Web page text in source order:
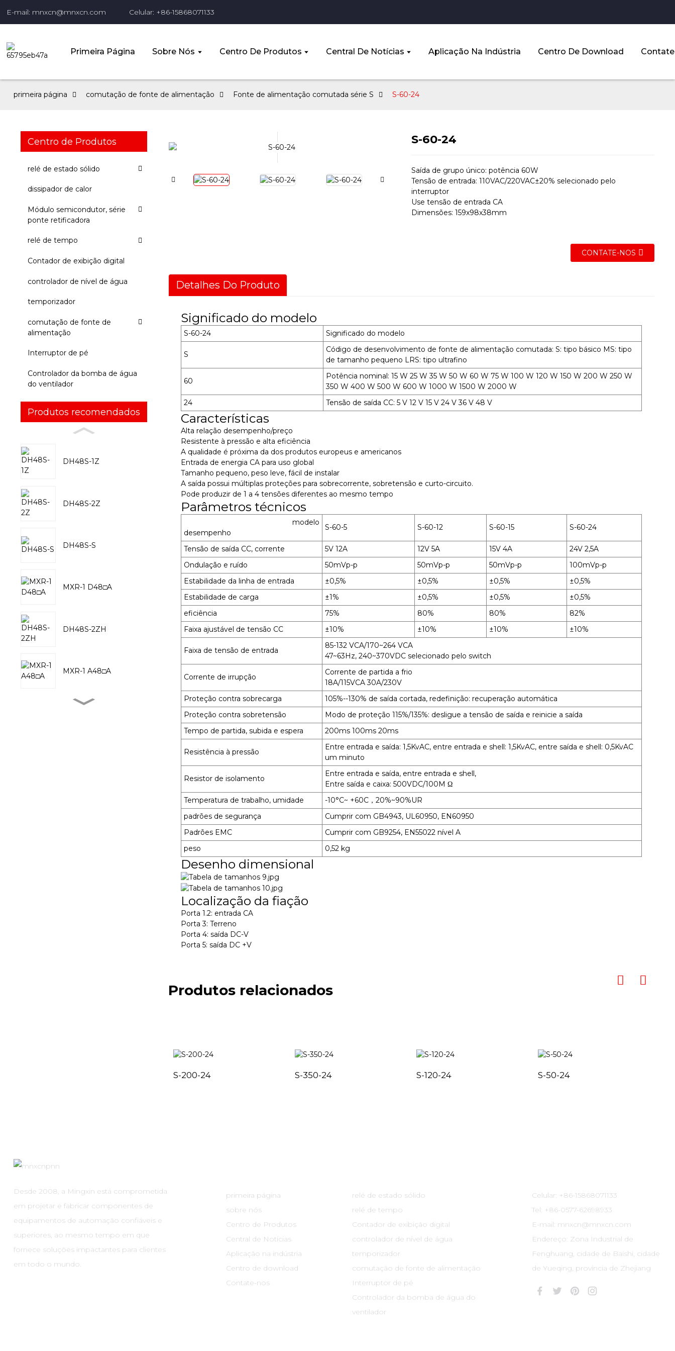
E-mail: mnxcn@mnxcn.com Celular: +86-15868071133
Primeira Página Sobre Nós Centro De Produtos Central De Notícias Aplicação Na Indústria Centro De Download
primeira página comutação de fonte de alimentação Fonte de alimentação comutada série S S-60-24
Centro de Produtos
relé de estado sólido
dissipador de calor
Módulo semicondutor, série
ponte retificadora
relé de tempo
Contador de exibição digital
controlador de nível de água
temporizador
comutação de fonte de
alimentação
Interruptor de pé
Controlador da bomba de água
do ventilador
Produtos recomendados
DH48S-1Z
DH48S-2Z
DH48S-S
MXR-1 D48□A
DH48S-2ZH
MXR-1 A48□A
S-60-24
Saída de grupo único: potência 60W
Tensão de entrada: 110VAC/220VAC±20% selecionado pelo
interruptor
Use tensão de entrada CA
Dimensões: 159x98x38mm
CONTATE-NOS
Detalhes Do Produto
Significado do modelo
S-60-24 Significado do modelo
S
Código de desenvolvimento de fonte de alimentação comutada: S: tipo básico MS: tipo
de tamanho pequeno LRS: tipo ultrafino
60
Potência nominal: 15 W 25 W 35 W 50 W 60 W 75 W 100 W 120 W 150 W 200 W 250 W
350 W 400 W 500 W 600 W 1000 W 1500 W 2000 W
24
Tensão de saída CC: 5 V 12 V 15 V 24 V 36 V 48 V
Características
Alta relação desempenho/preço
Resistente à pressão e alta eficiência
A qualidade é próxima da dos produtos europeus e americanos
Entrada de energia CA para uso global
Tamanho pequeno, peso leve, fácil de instalar
A saída possui múltiplas proteções para sobrecorrente, sobretensão e curto-circuito.
Pode produzir de 1 a 4 tensões diferentes ao mesmo tempo
Parâmetros técnicos
modelo
desempenho
S-60-5 S-60-12 S-60-15 S-60-24
Tensão de saída CC, corrente 5V 12A 12V 5A 15V 4A
24V 2,5A
Ondulação e ruído
50mVp-p 50mVp-p 50mVp-p
100mVp-p
Estabilidade da linha de entrada
±0,5% ±0,5% ±0,5%
±0,5%
Estabilidade de carga
±1% ±0,5% ±0,5%
±0,5%
eficiência
75% 80% 80%
82%
Faixa ajustável de tensão CC
±10% ±10% ±10% ±10%
Faixa de tensão de entrada
85-132 VCA/170~264 VCA
47~63Hz, 240~370VDC selecionado pelo switch
Corrente de irrupção
Corrente de partida a frio
18A/115VCA 30A/230V
Proteção contra sobrecarga
105%--130% de saída cortada, redefinição: recuperação automática
Proteção contra sobretensão
Modo de proteção 115%/135%: desligue a tensão de saída e reinicie a saída
Tempo de partida, subida e espera
200ms 100ms 20ms
Resistência à pressão
Entre entrada e saída: 1,5KvAC, entre entrada e shell: 1,5KvAC, entre saída e shell: 0,5KvAC
um minuto
Resistor de isolamento
Entre entrada e saída, entre entrada e shell,
Entre saída e caixa: 500VDC/100M Ω
Temperatura de trabalho, umidade
-10°C~ +60C，20%~90%UR
padrões de segurança
Cumprir com GB4943, UL60950, EN60950
Padrões EMC
Cumprir com GB9254, EN55022 nível A
peso
0,52 kg
Desenho dimensional
Localização da fiação
Porta 1.2: entrada CA
Porta 3: Terreno
Porta 4: saída DC-V
Porta 5: saída DC +V
Produtos relacionados
S-200-24 S-350-24 S-120-24 S-50-24
Desde 2008, a Mingxin está comprometida
em projetar e fabricar componentes de
equipamentos de automação confiáveis ​​e
superiores, ao mesmo tempo em que
fornece soluções impactantes para clientes
em todo o mundo.
primeira página
sobre nós
Centro de Produtos
Central de Notícias
Aplicação na indústria
Centro de download
Contate-nos
relé de estado sólido
relé de tempo
Contador de exibição digital
controlador de nível de água
temporizador
comutação de fonte de alimentação
Interruptor de pé
Controlador da bomba de água do
ventilador
Celular: +86-15868071133
Tel: +86-0577-62698933
E-mail: mnxcn@mnxcn.com
Endereço: Zona Industrial de
Fenghuang, cidade de Baishi, cidade
de Yueqing, província de Zhejiang